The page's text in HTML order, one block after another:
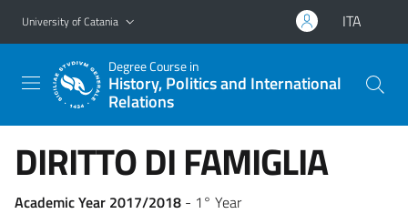
Go to main content
Go to navigation menu
University of Catania ITA
Degree Course in
History, Politics and International
Relations
DIRITTO DI FAMIGLIA
Academic Year 2017/2018 - 1° Year